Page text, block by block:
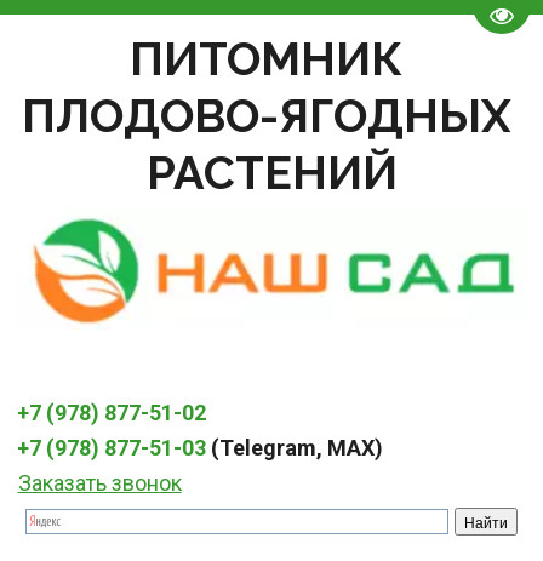
ПИТОМНИК
ПЛОДОВО-ЯГОДНЫХ
РАСТЕНИЙ
+7 (978) 877-51-02
+7 (978) 877-51-03 (Telegram, MAX)
Заказать звонок